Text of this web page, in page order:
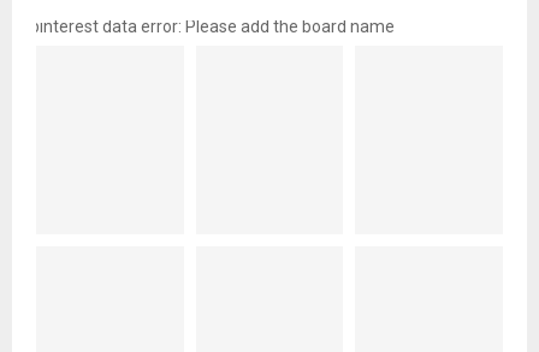
pinterest data error: Please add the board name